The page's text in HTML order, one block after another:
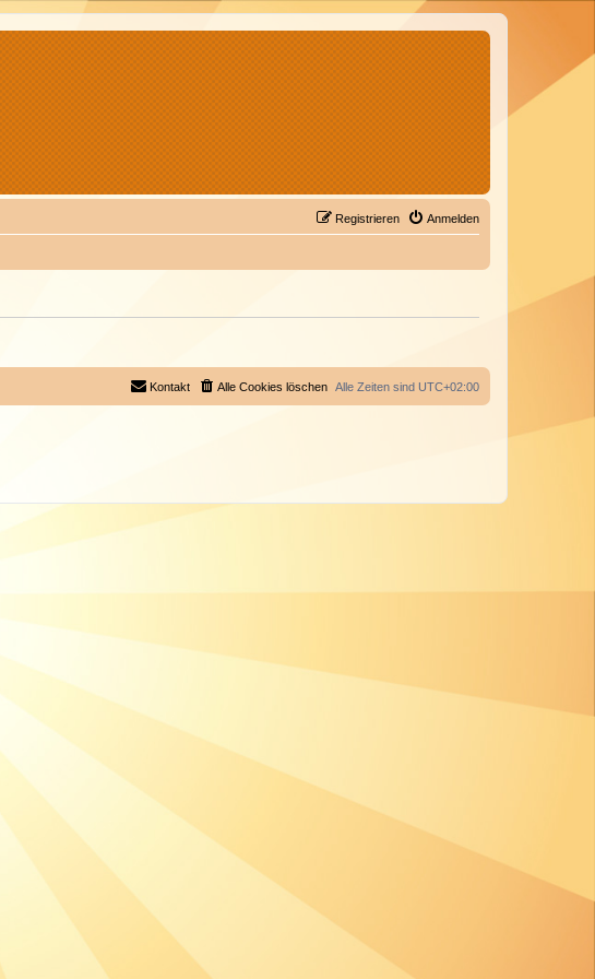
Anmelden
Registrieren
Alle Zeiten sind UTC+02:00
Alle Cookies löschen
Kontakt